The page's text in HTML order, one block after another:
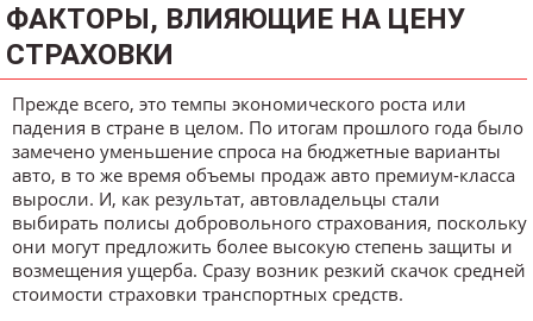
ФАКТОРЫ, ВЛИЯЮЩИЕ НА ЦЕНУ
СТРАХОВКИ
Прежде всего, это темпы экономического роста или
падения в стране в целом. По итогам прошлого года было
замечено уменьшение спроса на бюджетные варианты
авто, в то же время объемы продаж авто премиум-класса
выросли. И, как результат, автовладельцы стали
выбирать полисы добровольного страхования, поскольку
они могут предложить более высокую степень защиты и
возмещения ущерба. Сразу возник резкий скачок средней
стоимости страховки транспортных средств.